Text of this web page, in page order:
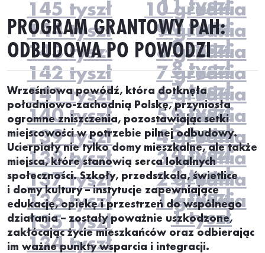
11 tyszł
10 tyszł
9 tyszł
8 tyszł
7 tyszł
6 tyszł
5 tyszł
4 tyszł
3 tyszł
2 tyszł
1 tyszł
145 tyszł
144 tyszł
143 tyszł
142 tyszł
141 tyszł
140 tyszł
139 tyszł
138 tyszł
137 tyszł
136 tyszł
135 tyszł
134 tyszł
10 grudnia
9 grudnia
8 grudnia
7 grudnia
6 grudnia
5 grudnia
4 grudnia
3 grudnia
2 grudnia
1 grudnia
PROGRAM GRANTOWY PAH:
ODBUDOWA PO POWODZI
Wrześniowa powódź, która dotknęła
południowo-zachodnią Polskę, przyniosła
ogromne zniszczenia, pozostawiając setki
miejscowości w potrzebie pilnej odbudowy.
Ucierpiały nie tylko domy mieszkalne, ale także
miejsca, którestanowią sercalokalnych
społeczności. Szkoły, przedszkola, świetlice
i domy kultury – instytucje zapewniające
edukację, opiekę i przestrzeń do wspólnego
działania – zostały poważnie uszkodzone,
zakłócając życie mieszkańców oraz odbierając
im ważne punkty wsparcia i integracji.